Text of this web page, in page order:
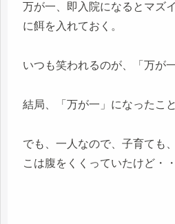
万が一、即入院になるとマズ
に餌を入れておく。
いつも笑われるのが、「万が一
結局、「万が一」になったこ
でも、一人なので、子育ても
こは腹をくくっていたけど・